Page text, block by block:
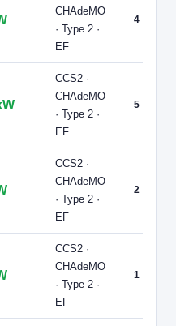
2 PDC
🅿️ Parking public
Réservable
CHAdeMO
· Type 2 ·
EF
4
CCS2 ·
CHAdeMO
· Type 2 ·
EF
5
CCS2 ·
CHAdeMO
· Type 2 ·
EF
2
CCS2 ·
CHAdeMO
· Type 2 ·
EF
1